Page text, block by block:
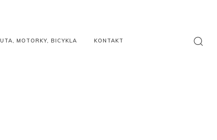
MOTORKY, BICYKLA KONTAKT